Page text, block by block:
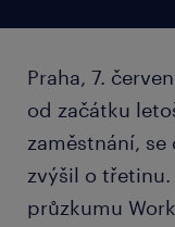
Praha, 7.
od začátku
zaměstnání,
zvýšil o
průzkumu